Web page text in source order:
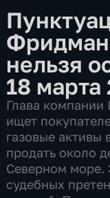
нельзя
18 марта
Глава
ищет
газовые активы
продать около
Северном море.
судебных